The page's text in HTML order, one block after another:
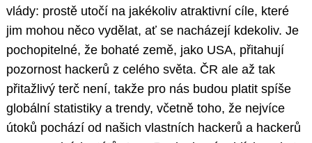
vlády: prostě utočí na jakékoliv atraktivní cíle, které
jim mohou něco vydělat, ať se nacházejí kdekoliv. Je
pochopitelné, že bohaté země, jako USA, přitahují
pozornost hackerů z celého světa. ČR ale až tak
přitažlivý terč není, takže pro nás budou platit spíše
globální statistiky a trendy, včetně toho, že nejvíce
útoků pochází od našich vlastních hackerů a hackerů